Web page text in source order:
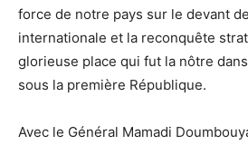
force de notre pays sur le devant
internationale et la reconquête
glorieuse place qui fut la nôtre
sous la première République.
Avec le Général Mamadi